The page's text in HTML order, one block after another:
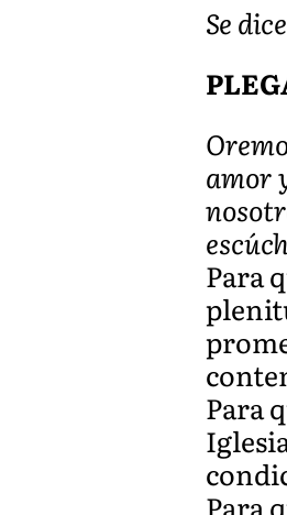
Se
amor
Para
Para
Para